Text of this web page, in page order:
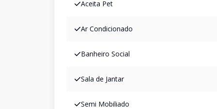
Aceita Pet
Ar Condicionado
Banheiro Social
Sala de Jantar
Semi Mobiliado